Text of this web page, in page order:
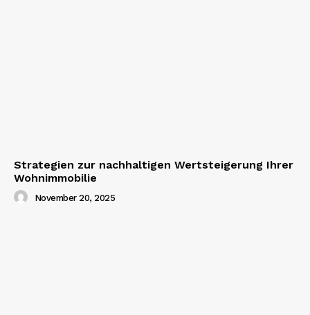
Strategien zur nachhaltigen Wertsteigerung Ihrer
Wohnimmobilie
November 20, 2025